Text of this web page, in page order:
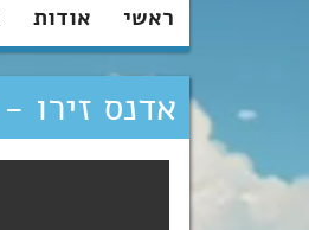
ראשי אודות
אדנס זירו